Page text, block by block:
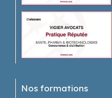
Nos formations